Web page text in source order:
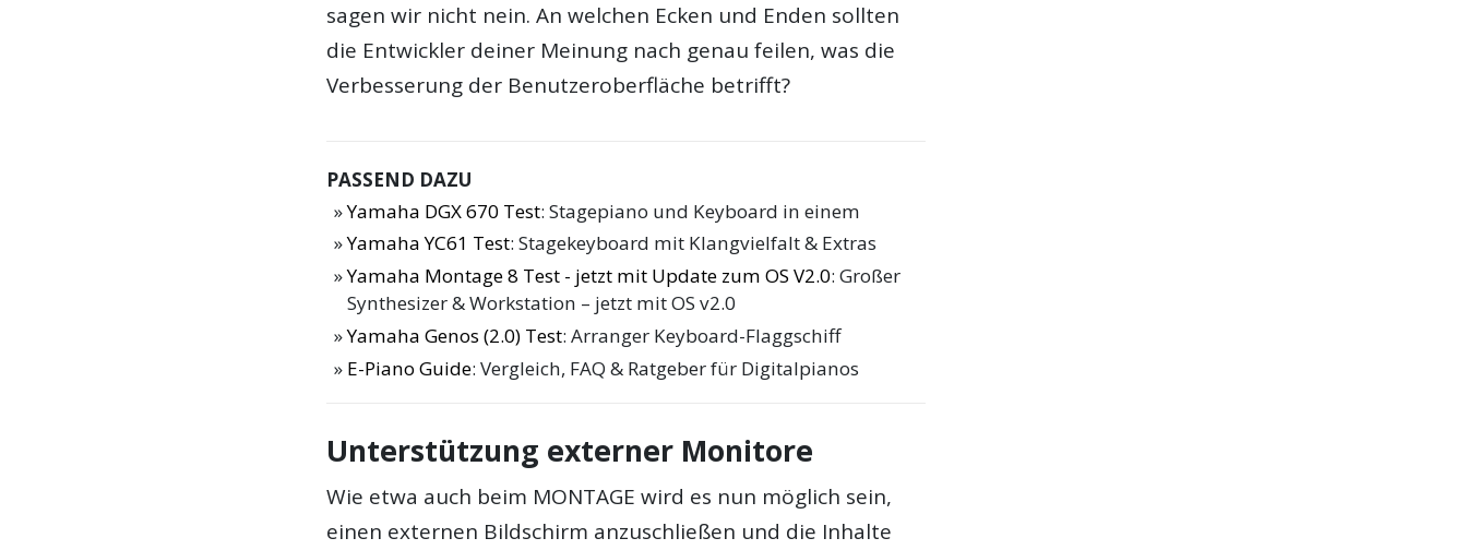
sagen wir nicht nein. An welchen Ecken und Enden sollten
die Entwickler deiner Meinung nach genau feilen, was die
Verbesserung der Benutzeroberfläche betrifft?
PASSEND DAZU
Yamaha DGX 670 Test: Stagepiano und Keyboard in einem
Yamaha YC61 Test: Stagekeyboard mit Klangvielfalt & Extras
Yamaha Montage 8 Test - jetzt mit Update zum OS V2.0: Großer
Synthesizer & Workstation – jetzt mit OS v2.0
Yamaha Genos (2.0) Test: Arranger Keyboard-Flaggschiff
E-Piano Guide: Vergleich, FAQ & Ratgeber für Digitalpianos
Unterstützung externer Monitore
Wie etwa auch beim MONTAGE wird es nun möglich sein,
einen externen Bildschirm anzuschließen und die Inhalte